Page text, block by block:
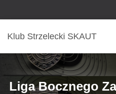
Klub Strzelecki SKAUT
Liga Bocznego